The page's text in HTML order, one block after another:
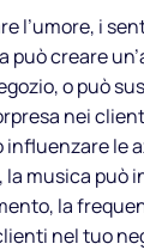
l’umore, i
può creare
o può
nei
influenzare le
la musica può
la
nel tuo